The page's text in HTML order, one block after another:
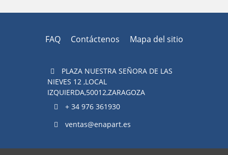
FAQ Contáctenos Mapa del sitio
PLAZA NUESTRA SEÑORA DE LAS
NIEVES 12 ,LOCAL
IZQUIERDA,50012,ZARAGOZA
+ 34 976 361930
ventas@enapart.es